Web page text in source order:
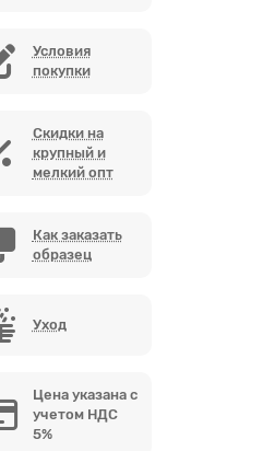
Условия
покупки
Скидки на
крупный и
мелкий опт
Как заказать
образец
Уход
Цена указана с
учетом НДС
5%